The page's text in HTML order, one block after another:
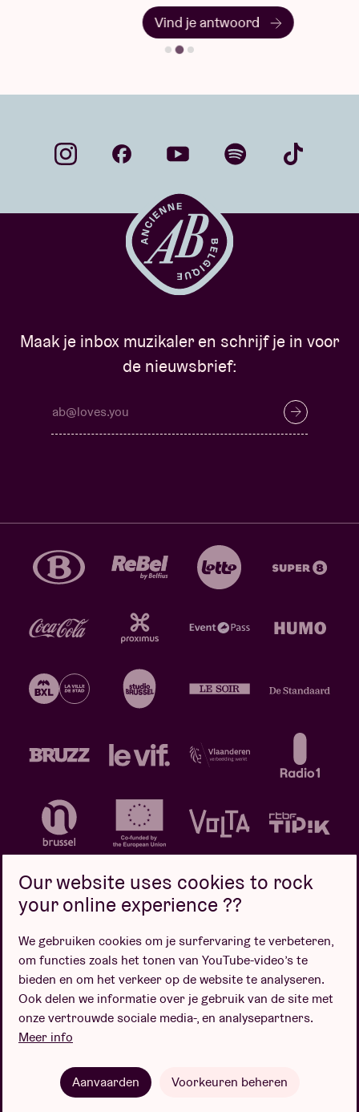
Vind je antwoord
Maak je inbox muzikaler en schrijf je in voor
de nieuwsbrief:
Privacybeleid Cookiebeleid
Verkoopsvoorwaarden
Design door
Our website uses cookies to rock
your online experience ??
We gebruiken cookies om je surfervaring te verbeteren,
om functies zoals het tonen van YouTube-video’s te
bieden en om het verkeer op de website te analyseren.
Ook delen we informatie over je gebruik van de site met
onze vertrouwde sociale media-, en analysepartners.
Meer info
Aanvaarden Voorkeuren beheren